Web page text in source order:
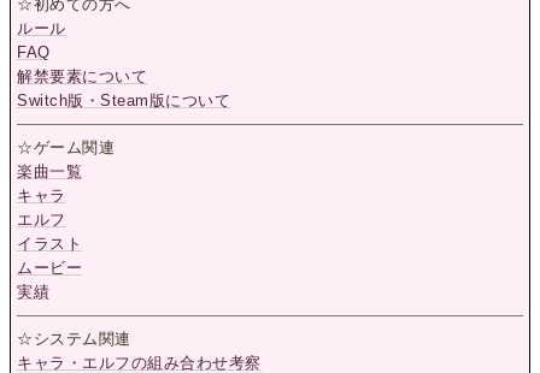
☆初めての方へ
ルール
FAQ
解禁要素について
Switch版・Steam版について
☆ゲーム関連
楽曲一覧
キャラ
エルフ
イラスト
ムービー
実績
☆システム関連
キャラ・エルフの組み合わせ考察